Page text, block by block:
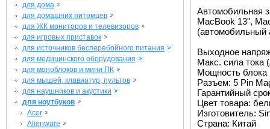
для дома
для домашних питомцев
для ЖК мониторов и телевизоров
для игровых приставок
для источников бесперебойного питания
для медицинского оборудования
для моноблоков и мини ПК
для мышей, клавиатур, пультов
для наушников и акустики
для ноутбуков
Acer
Alienware
Автомобильная
MacBook 13",
(автомобильный
Выходное
Макс. сила тока
Мощность блока
Разъем: 5 Pin
Гарантийный
Цвет товара:
Изготовитель:
Страна: Китай